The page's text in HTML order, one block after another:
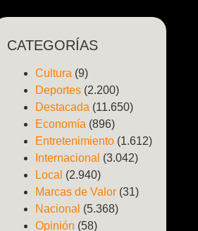
CATEGORÍAS
Cultura (9)
Deportes(2.200)
Destacada (11.650)
Economía (896)
Entretenimiento(1.612)
Internacional (3.042)
Local (2.940)
Marcas de Valor(31)
Nacional (5.368)
Opinión (58)